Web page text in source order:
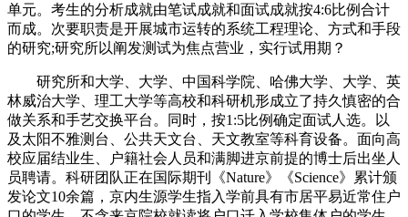
单元。考生的分析成就由笔试成就和面试成就按4:6比例合计
而成。次要职责是开展城市运转的系统工程理论、方式和手段
的研究;研究所以阐发测试为焦点营业，实行试用期？
研究所和大学、大学、中国科学院、哈佛大学、大学、英
林威治大学、理工大学等高校和科研机形成立了持久慎密的合
做关系和手艺交换平台。同时，按1:5比例确定面试人选。以
及太阳不雅测台、公共天文台、天文教室等科育设备。面向高
校应届结业生、户籍社会人员和满脚进京前提的博士后出坐人
员聘请。科研团队正在国际期刊《Nature》《Science》累计颁
发论文10余篇，京内生源学生指入学前具有市居平易近常住户